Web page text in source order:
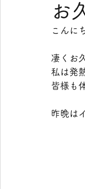
お
こんに
凄くお
私は発
皆様も
昨晩は